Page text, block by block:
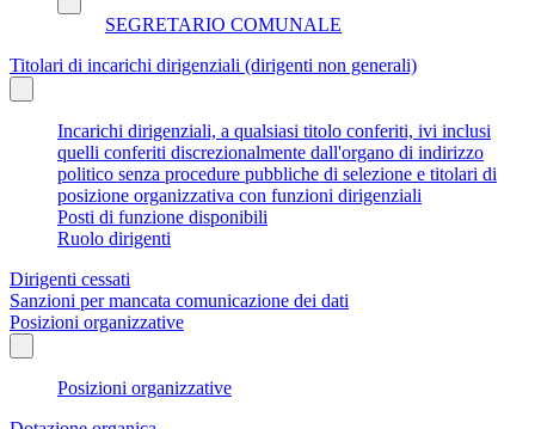
SEGRETARIO COMUNALE
Titolari di incarichi dirigenziali (dirigenti non generali)
Incarichi dirigenziali, a qualsiasi titolo conferiti, ivi inclusi
quelli conferiti discrezionalmente dall'organo di indirizzo
politico senza procedure pubbliche di selezione e titolari di
posizione organizzativa con funzioni dirigenziali
Posti di funzione disponibili
Ruolo dirigenti
Dirigenti cessati
Sanzioni per mancata comunicazione dei dati
Posizioni organizzative
Posizioni organizzative